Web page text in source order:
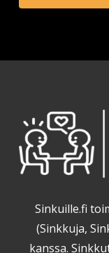
Sinkuille.fi
(Sinkkuja,
kanssa.